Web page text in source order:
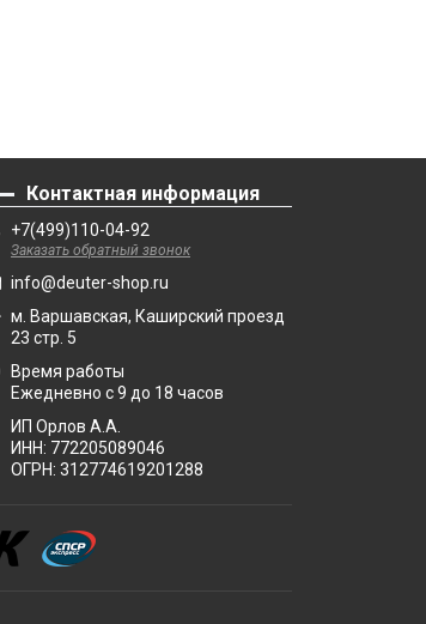
Контактная информация
+7(499)110-04-92
Заказать обратный звонок
info@deuter-shop.ru
м. Варшавская, Каширский проезд
23 стр. 5
Время работы
Ежедневно с 9 до 18 часов
ИП Орлов А.А.
ИНН: 772205089046
ОГРН: 312774619201288